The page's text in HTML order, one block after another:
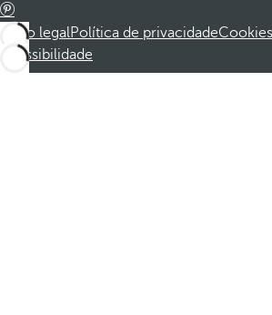
Aviso legalPolítica de privacidadeCookies
Acessibilidade